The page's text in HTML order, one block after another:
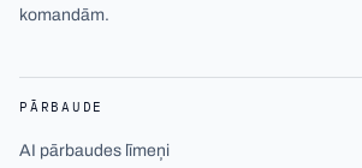
komandām.
PĀRBAUDE
AI pārbaudes līmeņi